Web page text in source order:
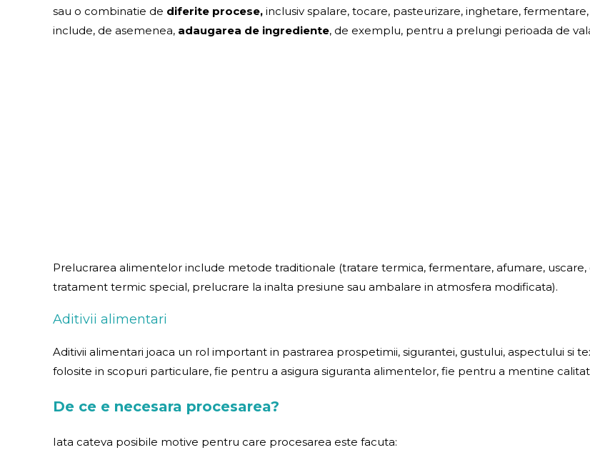
sau o combinatie de diferite procese, inclusiv spalare, tocare, pasteurizare, inghetare,
include, de asemenea, adaugarea de ingrediente, de exemplu, pentru a prelungi perioada de
Prelucrarea alimentelor include metode traditionale (tratare termica, fermentare, afumare,
tratament termic special, prelucrare la inalta presiune sau ambalare in atmosfera modificata).
Aditivii alimentari
Aditivii alimentari joaca un rol important in pastrarea prospetimii, sigurantei, gustului, aspectului si
folosite in scopuri particulare, fie pentru a asigura siguranta alimentelor, fie pentru a mentine
De ce e necesara procesarea?
Iata cateva posibile motive pentru care procesarea este facuta: